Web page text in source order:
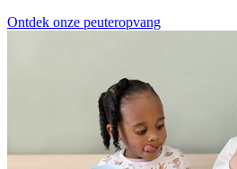
Ontdek onze peuteropvang